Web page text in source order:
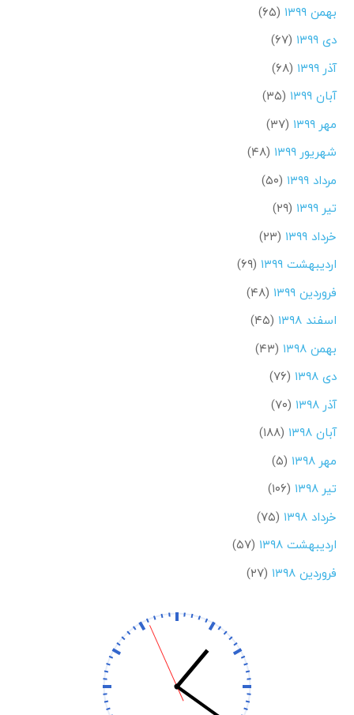
بهمن ۱۳۹۹
(۶۵)
دی ۱۳۹۹
(۶۷)
آذر ۱۳۹۹
(۶۸)
آبان ۱۳۹۹
(۳۵)
مهر ۱۳۹۹
(۳۷)
شهریور ۱۳۹۹
(۴۸)
مرداد ۱۳۹۹
(۵۰)
تیر ۱۳۹۹
(۲۹)
خرداد ۱۳۹۹
(۲۳)
اردیبهشت ۱۳۹۹
(۶۹)
فروردین ۱۳۹۹
(۴۸)
اسفند ۱۳۹۸
(۴۵)
بهمن ۱۳۹۸
(۴۳)
دی ۱۳۹۸
(۷۶)
آذر ۱۳۹۸
(۷۰)
آبان ۱۳۹۸
(۱۸۸)
مهر ۱۳۹۸
(۵)
تیر ۱۳۹۸
(۱۰۶)
خرداد ۱۳۹۸
(۷۵)
اردیبهشت ۱۳۹۸
(۵۷)
فروردین ۱۳۹۸
(۲۷)